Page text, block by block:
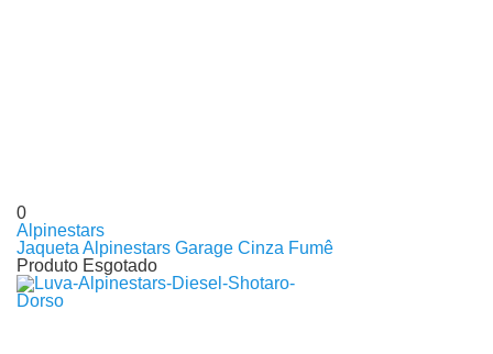
0
Alpinestars
Jaqueta Alpinestars Garage Cinza Fumê
Produto Esgotado